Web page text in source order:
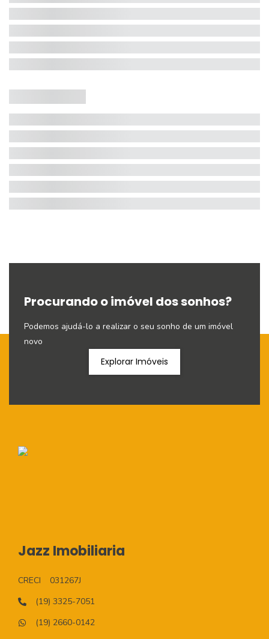
Procurando o imóvel dos sonhos?
Podemos ajudá-lo a realizar o seu sonho de um imóvel
novo
Explorar Imóveis
Jazz Imobiliaria
CRECI
031267J
(19) 3325-7051
(19) 2660-0142